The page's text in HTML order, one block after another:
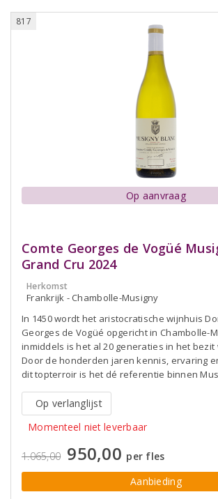
817
Op aanvraag
Comte Georges de Vogüé
Grand Cru 2024
Herkomst
Frankrijk - Chambolle-Musigny
In 1450 wordt het aristocratische wijnhuis
Georges de Vogüé opgericht in Chambolle-
inmiddels is het al 20 generaties in het bezit
Door de honderden jaren kennis, ervaring
dit topterroir is het dé referentie binnen
Op verlanglijst
Momenteel niet leverbaar
1.065,00 950,00 per fles
Aanbieding